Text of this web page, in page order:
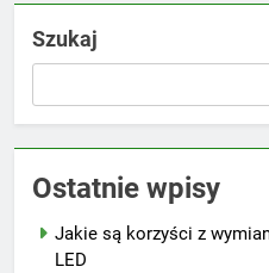
Szukaj
Ostatnie wpisy
Jakie są korzyści z
LED